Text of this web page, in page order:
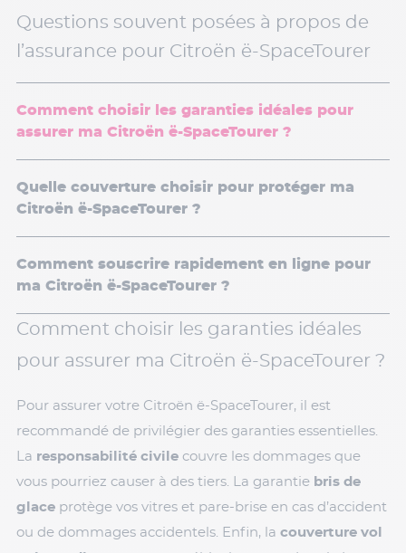
Questions souvent posées à propos de
l’assurance pour Citroën ë-SpaceTourer
Comment choisir les garanties idéales pour
assurer ma Citroën ë-SpaceTourer ?
Quelle couverture choisir pour protéger ma
Citroën ë-SpaceTourer ?
Comment souscrire rapidement en ligne pour
ma Citroën ë-SpaceTourer ?
Comment choisir les garanties idéales
pour assurer ma Citroën ë-SpaceTourer ?
Pour assurer votre Citroën ë-SpaceTourer, il est
recommandé de privilégier des garanties essentielles.
La responsabilité civile couvre les dommages que
vous pourriez causer à des tiers. La garantie bris de
glace protège vos vitres et pare-brise en cas d’accident
ou de dommages accidentels. Enfin, la couverture vol